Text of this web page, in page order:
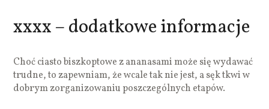
xxxx – dodatkowe informacje
Choć ciasto biszkoptowe z ananasami może się wydawać
trudne, to zapewniam, że wcale tak nie jest, a sęk tkwi w
dobrym zorganizowaniu poszczególnych etapów.